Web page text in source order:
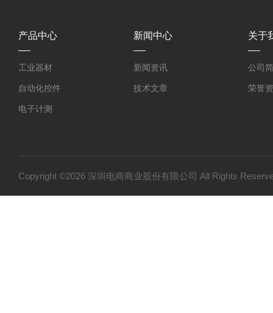
产品中心
工业器材
自动化控件
电子计测
特殊光源
新闻中心
新闻资讯
技术文章
关于
公司
荣誉
Copyright ©2026 深圳电商商业股份有限公司 All Rights